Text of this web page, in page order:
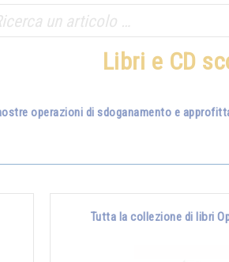
Libri e CD
operazioni di sdoganamento e
Tutta la collezione di libri